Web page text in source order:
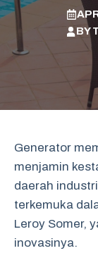
BY
Generator
menjamin
daerah
terkemuka
Leroy Somer,
inovasinya.